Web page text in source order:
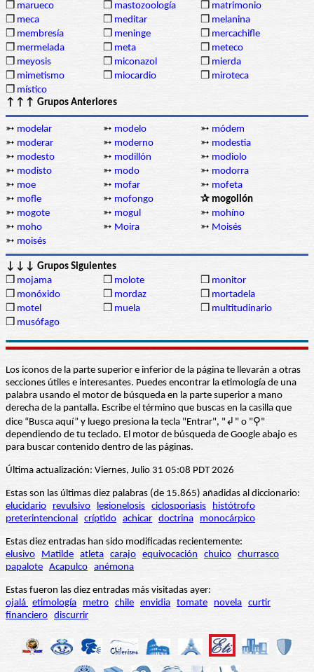
❒ marueco ❒ mastozoología ❒ matrimonio
❒ meca ❒ meditar ❒ melanina
❒ membresía ❒ meninge ❒ mercachifle
❒ mermelada ❒ meta ❒ meteco
❒ meyosis ❒ miconazol ❒ mierda
❒ mimetismo ❒ miocardio ❒ miroteca
❒ místico
↑↑↑ Grupos Anteriores
➳ modelar ➳ modelo ➳ módem
➳ moderar ➳ moderno ➳ modestia
➳ modesto ➳ modillón ➳ modiolo
➳ modisto ➳ modo ➳ modorra
➳ moe ➳ mofar ➳ mofeta
➳ mofle ➳ mofongo
✰ mogollón
➳ mogote ➳ mogul ➳ mohíno
➳ moho ➳ Moira ➳ Moisés
➳ moisés
↓↓↓ Grupos Siguientes
❒ mojama ❒ molote ❒ monitor
❒ monóxido ❒ mordaz ❒ mortadela
❒ motel ❒ muela ❒ multitudinario
❒ musófago
Los iconos de la parte superior e inferior de la página te llevarán a otras
secciones útiles e interesantes. Puedes encontrar la etimología de una
palabra usando el motor de búsqueda en la parte superior a mano
derecha de la pantalla. Escribe el término que buscas en la casilla que
dice “Busca aquí” y luego presiona la tecla "Entrar", "↲" o "⚲"
dependiendo de tu teclado. El motor de búsqueda de Google abajo es
para buscar contenido dentro de las páginas.
Última actualización: Viernes, Julio 31 05:08 PDT 2026
Estas son las últimas diez palabras (de 15.865) añadidas al diccionario:
elucidario
revulsivo legionelosis ciclosporiasis
histótrofo
preterintencional críptido achicar doctrina monocárpico
Estas diez entradas han sido modificadas recientemente:
elusivo
Matilde atleta carajo equivocación chuico churrasco
papalote Acapulco anémona
Estas fueron las diez entradas más visitadas ayer:
ojalá etimología metro chile envidia tomate novela curtir
financiero discurrir